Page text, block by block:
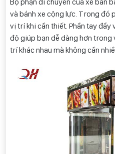
và bánh xe cộng lực. Trong đó
vị trí khi cần thiết. Phần tay
độ giúp bạn dễ dàng hơn trong
trí khác nhau mà không cần